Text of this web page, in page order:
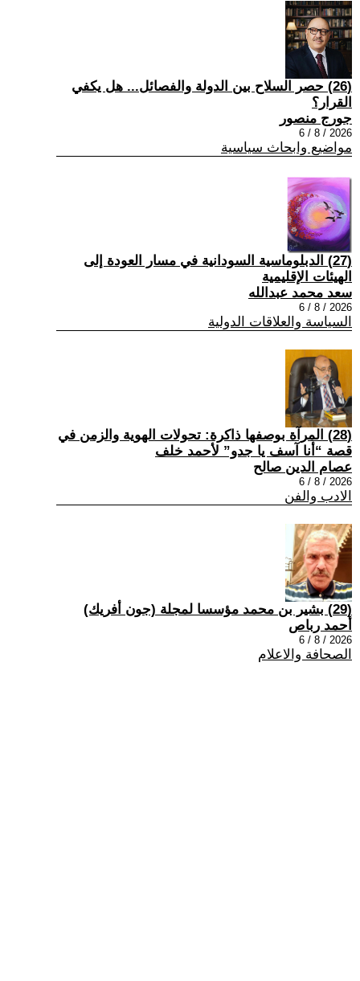
(26) حصر السلاح بين الدولة والفصائل... هل يكفي
القرار؟
جورج منصور
2026 / 8 / 6
مواضيع وابحاث سياسية
(27) الدبلوماسية السودانية في مسار العودة إلى
الهيئات الإقليمية
سعد محمد عبدالله
2026 / 8 / 6
السياسة والعلاقات الدولية
(28) المرآة بوصفها ذاكرة: تحولات الهوية والزمن في
قصة “أنا آسف يا جدو” لأحمد خلف
عصام الدين صالح
2026 / 8 / 6
الادب والفن
(29) بشير بن محمد مؤسسا لمجلة (جون أفريك)
أحمد رباص
2026 / 8 / 6
الصحافة والاعلام